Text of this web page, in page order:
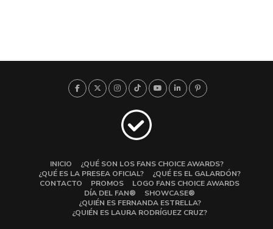
INICIO
¿QUÉ SON LOS FANS CHOICE AWARDS?
¿QUÉ ES LA PRESEA OFICIAL?
¿QUÉ ES EL GALARDÓN?
CONTACTO
PROMOS
LOGO FANS CHOICE AWARDS
DÍA DEL FAN®
SHOWCASE®
¿QUIÉN ES FERNANDA ESTRELLA?
¿QUIÉN ES LAURA RODRÍGUEZ CRUZ?